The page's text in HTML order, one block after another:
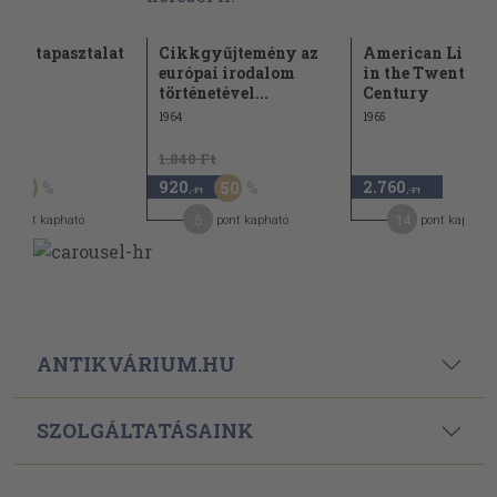
és tapasztalat
50
pont kapható
Cikkgyűjtemény az
európai irodalom
történetével...
1964
1.840 Ft
920 ,-Ft 50
pont kapható
American
in the Twentieth
Century
1965
2.760 ,-Ft
pont kapható
ANTIKVÁRIUM.HU
SZOLGÁLTATÁSAINK